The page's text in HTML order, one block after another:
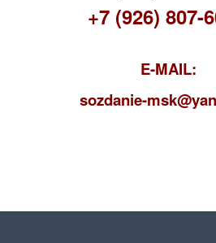
+7 (926) 807-
E-MAIL:
sozdanie-